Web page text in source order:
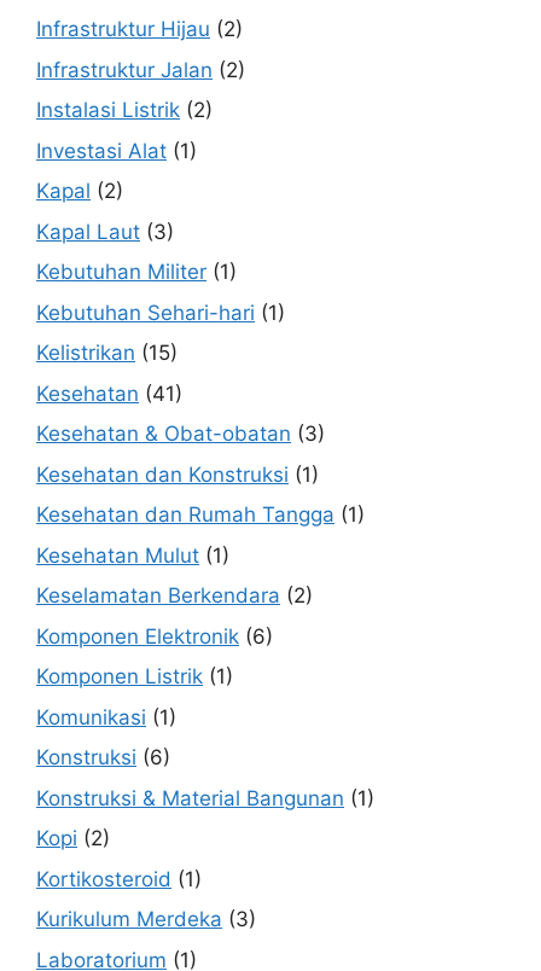
Infrastruktur Hijau (2)
Infrastruktur Jalan (2)
Instalasi Listrik (2)
Investasi Alat (1)
Kapal (2)
Kapal Laut (3)
Kebutuhan Militer (1)
Kebutuhan Sehari-hari (1)
Kelistrikan (15)
Kesehatan (41)
Kesehatan & Obat-obatan (3)
Kesehatan dan Konstruksi (1)
Kesehatan dan Rumah Tangga (1)
Kesehatan Mulut (1)
Keselamatan Berkendara (2)
Komponen Elektronik (6)
Komponen Listrik (1)
Komunikasi (1)
Konstruksi (6)
Konstruksi & Material Bangunan (1)
Kopi (2)
Kortikosteroid (1)
Kurikulum Merdeka (3)
Laboratorium (1)